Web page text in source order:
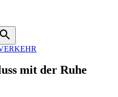
Search
mit der Ruhe